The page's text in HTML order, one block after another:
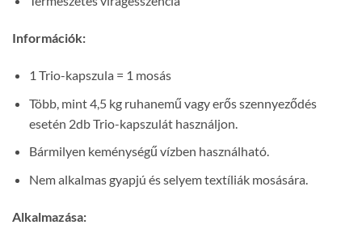
Információk:
1 Trio-kapszula = 1 mosás
Több, mint 4,5 kg ruhanemű vagy erős szennyeződés
esetén 2db Trio-kapszulát használjon.
Bármilyen keménységű vízben használható.
Nem alkalmas gyapjú és selyem textíliák mosására.
Alkalmazása: